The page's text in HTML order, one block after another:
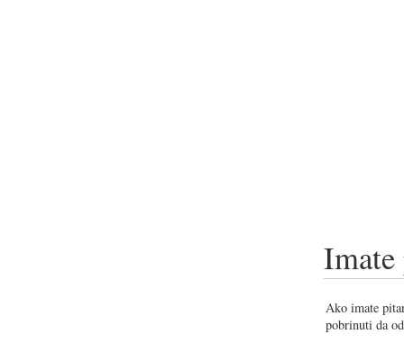
Imate
Ako imate
pobrinuti da